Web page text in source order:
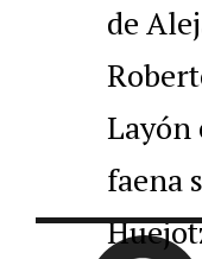
de
Layón
faena